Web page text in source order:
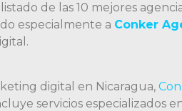
de las 10 mejores
especialmente a Conker
digital en Nicaragua,
servicios especializados